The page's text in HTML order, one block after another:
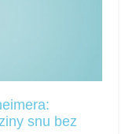
snu bez